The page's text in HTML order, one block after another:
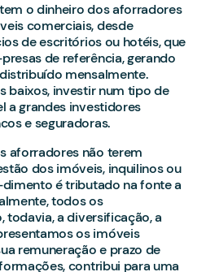
o dinheiro dos aforradores
comerciais, desde
de escritórios ou hotéis, que
de referência, gerando
mensalmente.
baixos, investir num tipo de
a grandes investidores
e seguradoras.
aforradores não terem
dos imóveis, inquilinos ou
é tributado na fonte a
todos os
todavia, a diversificação, a
os imóveis
remuneração e prazo de
contribui para uma